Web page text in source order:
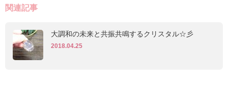
関連記事
大調和の未来と共振共鳴するクリスタル☆彡
2018.04.25